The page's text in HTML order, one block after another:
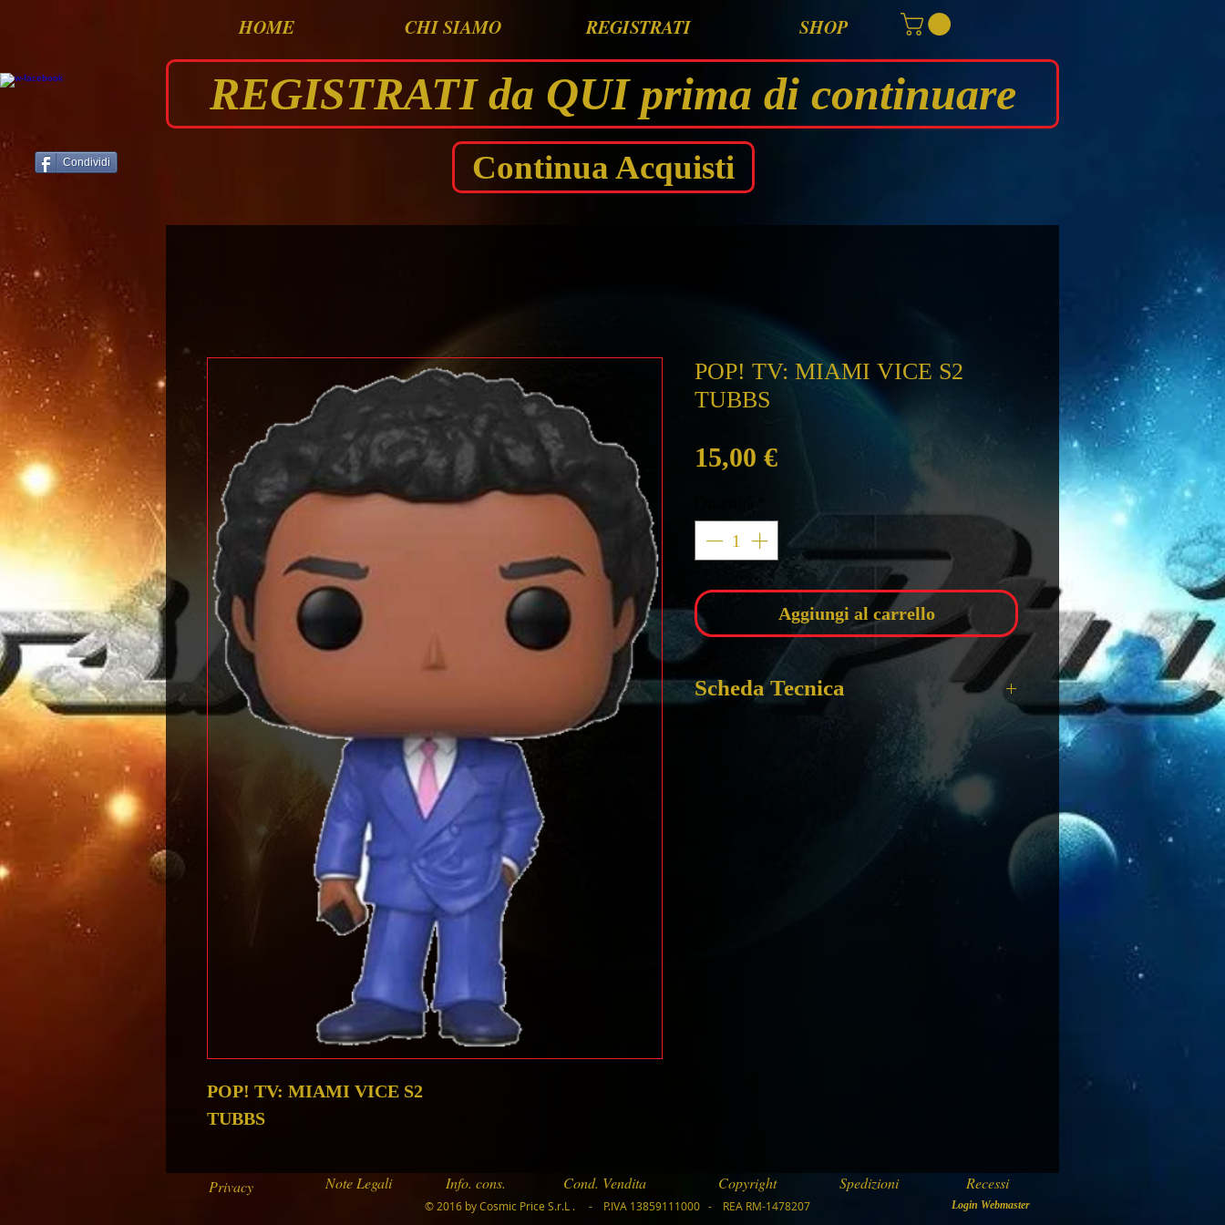
HOME CHI SIAMO REGISTRATI SHOP
REGISTRATI da QUI prima di continuare
Continua Acquisti
POP! TV: MIAMI VICE S2
TUBBS
POP! TV: MIAMI VICE S2
TUBBS
15,00 €Prezzo
Aggiungi al carrello
Scheda Tecnica
POP! TV: MIAMI VICE S2 TUBBS
Condividi
Privacy Note Legali Info. cons. Cond. Vendita Spedizioni Recessi
© 2016 by Cosmic Price S.r.L . - P.IVA 13859111000 - REA RM-1478207
Copyright
Login Webmaster